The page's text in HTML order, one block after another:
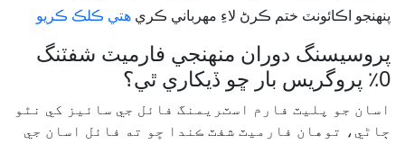
پنهنجو اڪائونٽ ختم ڪرڻ لاءِ مهرباني ڪري هتي ڪلڪ ڪريو
پروسيسنگ دوران منهنجي فارميٽ شفٽنگ
0٪ پروگريس بار ڇو ڏيکاري ٿي؟
اسان جو پليٽ فارم اسٽريمنگ فائل جي سائيز کي نٿو
ڄاڻي، توهان فارميٽ شفٽ ڪندا ڇو ته فائل اسان جي